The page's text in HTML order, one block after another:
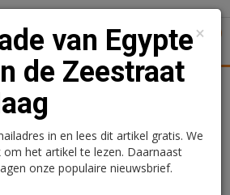
van Egypte
de Zeestraat in
×
van Egypte
de Zeestraat
in en lees dit artikel gratis. We
om het artikel te lezen. Daarnaast
onze populaire nieuwsbrief.